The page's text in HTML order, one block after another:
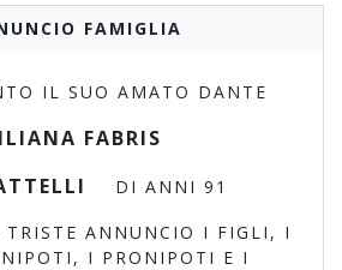
FAMIGLIA
IL SUO AMATO DANTE
FABRIS
DI ANNI 91
ANNUNCIO I FIGLI, I
I PRONIPOTI E I